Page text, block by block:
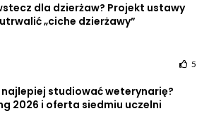
dla dzierżaw? Projekt ustawy
„ciche dzierżawy”
5
najlepiej studiować weterynarię?
2026 i oferta siedmiu uczelni